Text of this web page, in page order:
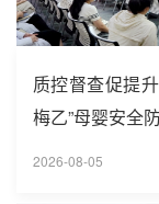
质控督查促提
梅乙”母婴安全
2026-08-05